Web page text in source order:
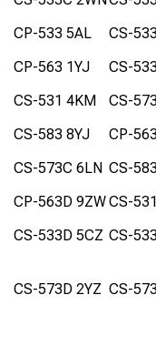
CP-533 5AL
CS-
CP-563 1YJ
CS-
CS-531 4KM
CS-
CS-583 8YJ
CP-
CS-573C 6LN CS-
CP-563D 9ZWCS-
CS-533D 5CZ CS-
CS-573D 2YZ CS-